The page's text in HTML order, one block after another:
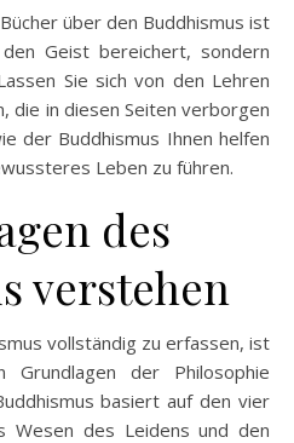
über den Buddhismus ist
Geist bereichert, sondern
Sie sich von den Lehren
die in diesen Seiten verborgen
der Buddhismus Ihnen helfen
Leben zu führen.
des
verstehen
vollständig zu erfassen, ist
der Philosophie
basiert auf den vier
Wesen des Leidens und den